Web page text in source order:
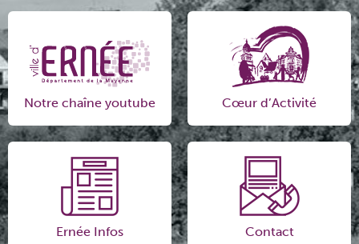
Notre chaîne youtube Cœur d’Activité
Ernée Infos Contact